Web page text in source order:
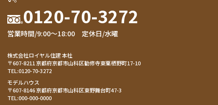
0120-70-3272
営業時間/9:00～18:00 定休日/水曜
株式会社ロイヤル住建 本社
〒607-8211 京都府京都市山科区勧修寺東栗栖野町17-10
TEL:0120-70-3272
モデルハウス
〒607-8146 京都府京都市山科区東野舞台町47-3
TEL:000-000-0000